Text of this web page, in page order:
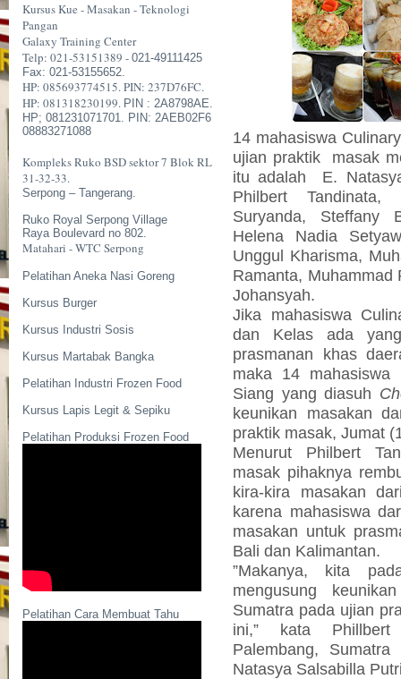
Kursus Kue - Masakan - Teknologi
Pangan
Galaxy Training Center
Telp: 021-53151389 - 021-49111425
Fax: 021-53155652.
HP: 085693774515. PIN: 237D76FC.
HP: 081318230199. PIN : 2A8798AE.
HP; 081231071701. PIN: 2AEB02F6
08883271088
Kompleks Ruko BSD sektor 7 Blok RL
31-32-33.
Serpong – Tangerang.
Ruko Royal Serpong Village
Raya Boulevard no 802.
Matahari - WTC Serpong
Pelatihan Aneka Nasi Goreng
Kursus Burger
Kursus Industri Sosis
Kursus Martabak Bangka
Pelatihan Industri Frozen Food
Kursus Lapis Legit & Sepiku
Pelatihan Produksi Frozen Food
Pelatihan Cara Membuat Tahu
14 mahasiswa
ujian praktik
masak
itu adalah
E.
Philbert
Suryanda, Steffany
Helena Nadia
Unggul Kharisma,
Ramanta, Muhammad
Johansyah.
Jika mahasiswa
dan Kelas ada
prasmanan khas
maka 14 mahasiswa
Siang yang diasuh
keunikan masakan
praktik masak, Jumat
Menurut Philbert
masak pihaknya
kira-kira masakan
karena mahasiswa
masakan untuk
Bali dan Kalimantan.
”Makanya, kita
mengusung
Sumatra pada ujian
ini,” kata Phillbert
Palembang,
Natasya Salsabilla